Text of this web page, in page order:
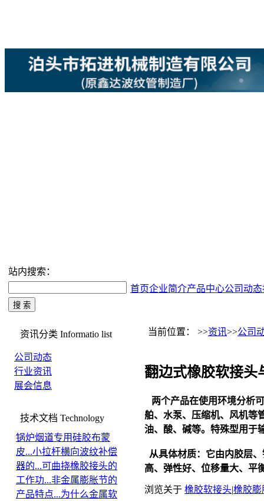
站内搜索：
首页企业简介产品中心公司动态
资讯分类 Informatio list
公司动态
行业资讯
展会信息
技术文档 Technology
锅炉烟道专用硅胶布蒙
皮...小拉杆横向波纹补偿
器的...可曲挠橡胶接头的
工作功...非金属膨胀节的
产品特点...为什么金属软
当前位置： >>资讯>>公司
翻边式橡胶软接头
两个产品在使用环境分析
舶、水泵、压缩机、风机等
油、酸、碱等。特殊型用
从具体材质：它由内胶层
高、弹性好、位移量大、平
浏览关于 橡胶软接头|橡胶膨